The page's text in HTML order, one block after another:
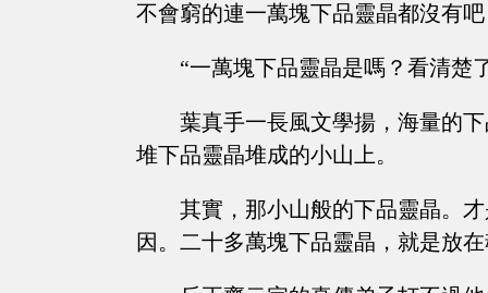
不會窮的連一萬塊下品靈晶都沒有
“一萬塊下品靈晶是嗎？看清楚
葉真手一長風文學揚，海量的
堆下品靈晶堆成的小山上。
其實，那小山般的下品靈晶。
因。二十多萬塊下品靈晶，就是放